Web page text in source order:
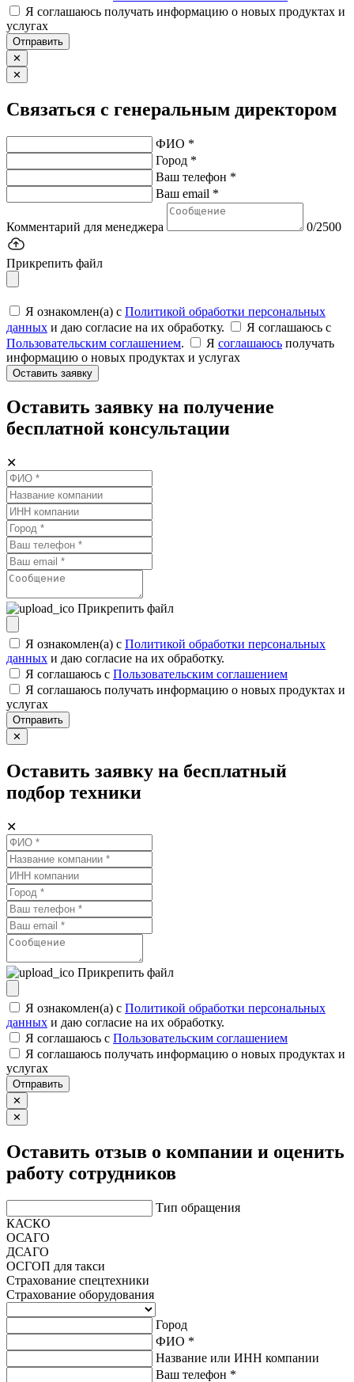
Я соглашаюсь получать информацию о новых продуктах и
услугах
Отправить
✕
✕
Связаться с генеральным директором
ФИО *
Город *
Ваш телефон *
Ваш email *
Комментарий для менеджера 0/2500
Прикрепить файл
Я ознакомлен(а) с Политикой обработки персональных
данных и даю согласие на их обработку.
Я соглашаюсь c
Пользовательским соглашением. Я соглашаюсь получать
информацию о новых продуктах и услугах
Оставить заявку
Оставить заявку на получение
бесплатной консультации
✕
Прикрепить файл
Я ознакомлен(а) с Политикой обработки персональных
данных и даю согласие на их обработку.
Я соглашаюсь c Пользовательским соглашением
Я соглашаюсь получать информацию о новых продуктах и
услугах
Отправить
✕
Оставить заявку на бесплатный
подбор техники
✕
Прикрепить файл
Я ознакомлен(а) с Политикой обработки персональных
данных и даю согласие на их обработку.
Я соглашаюсь c Пользовательским соглашением
Я соглашаюсь получать информацию о новых продуктах и
услугах
Отправить
✕
✕
Оставить отзыв о компании и оценить
работу сотрудников
Тип обращения
КАСКО
ОСАГО
ДСАГО
ОСГОП для такси
Страхование спецтехники
Страхование оборудования
Город
ФИО *
Название или ИНН компании
Ваш телефон *